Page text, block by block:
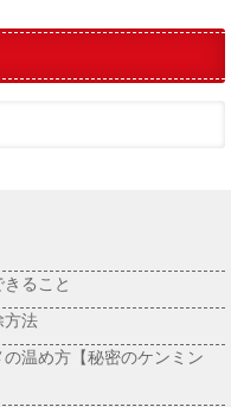
ること
方法
温め方【秘密のケンミン